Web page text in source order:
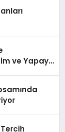
ve Yapay